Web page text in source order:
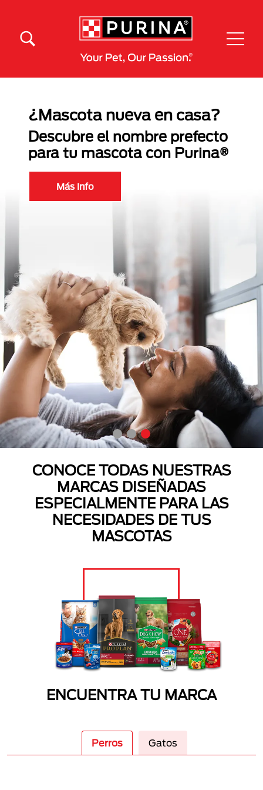
¿Mascota nueva en casa?
Descubre el nombre prefecto
para tu mascota con Purina®
Más Info
CONOCE TODAS NUESTRAS
MARCAS DISEÑADAS
ESPECIALMENTE PARA LAS
NECESIDADES DE TUS
MASCOTAS
ENCUENTRA TU MARCA
Perros Gatos